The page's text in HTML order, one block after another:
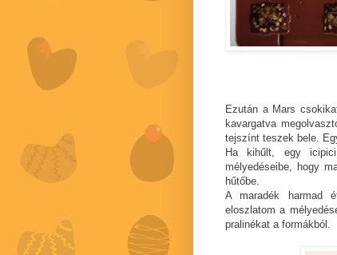
Ezután a Mars
kavargatva
tejszínt teszek bele.
Ha kihűlt, egy
mélyedéseibe, hogy
hűtőbe.
A maradék harmad
eloszlatom a
pralinékat a formákból.